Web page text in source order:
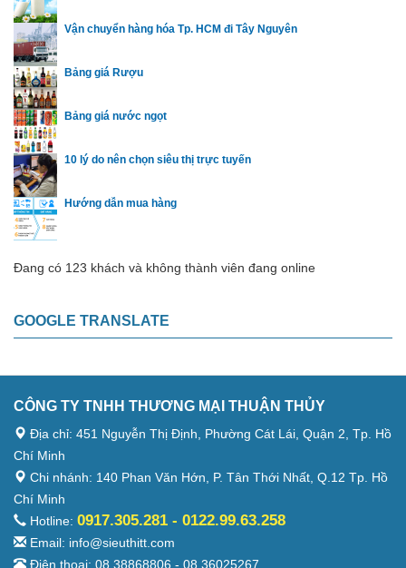
Vận chuyển hàng hóa Tp. HCM đi Tây Nguyên
Bảng giá Rượu
Bảng giá nước ngọt
10 lý do nên chọn siêu thị trực tuyến
Hướng dẫn mua hàng
Đang có 123 khách và không thành viên đang online
GOOGLE TRANSLATE
CÔNG TY TNHH THƯƠNG MẠI THUẬN THỦY
Địa chỉ: 451 Nguyễn Thị Định, Phường Cát Lái, Quận 2, Tp. Hồ
Chí Minh
Chi nhánh: 140 Phan Văn Hớn, P. Tân Thới Nhất, Q.12 Tp. Hồ
Chí Minh
Hotline: 0917.305.281 - 0122.99.63.258
Email: info@sieuthitt.com
Điện thoại: 08 38868806 - 08 36025267